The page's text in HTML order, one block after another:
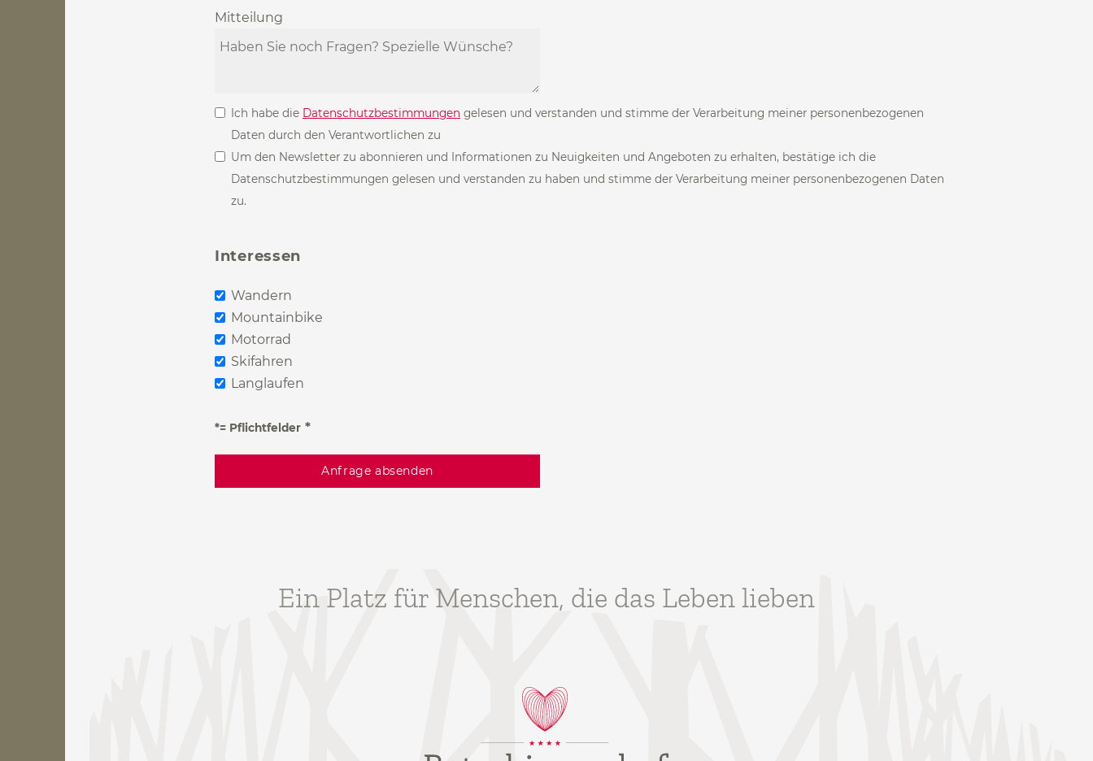
Mitteilung
Ich habe die Datenschutzbestimmungen gelesen und verstanden und stimme der Verarbeitung meiner personenbezogenen
Daten durch den Verantwortlichen zu
Um den Newsletter zu abonnieren und Informationen zu Neuigkeiten und Angeboten zu erhalten, bestätige ich die
Datenschutzbestimmungen gelesen und verstanden zu haben und stimme der Verarbeitung meiner personenbezogenen Daten
zu.
Interessen
Wandern
Mountainbike
Motorrad
Skifahren
Langlaufen
*= Pflichtfelder
Ein Platz für Menschen, die das Leben lieben